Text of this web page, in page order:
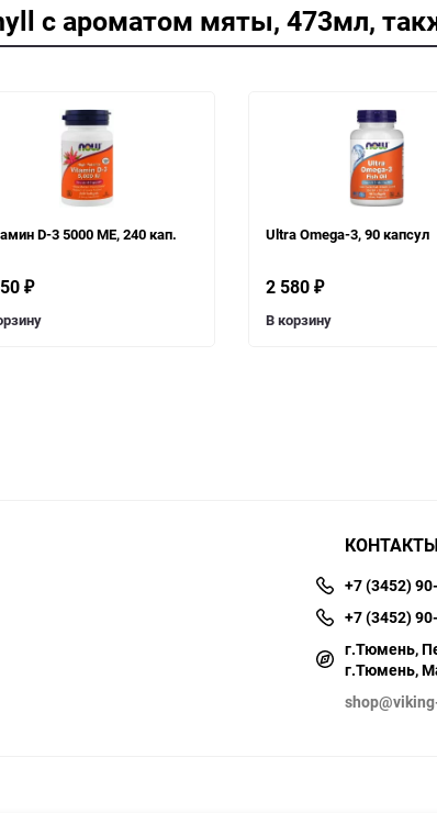
c ароматом мяты, 473мл,
D-3 5000 МЕ, 240 кап.
₽
Ultra Omega-3, 90 капсул
2 580 ₽
В корзину
КОНТАКТЫ
+7 (3452)
+7 (3452)
г.Тюмень,
г.Тюмень,